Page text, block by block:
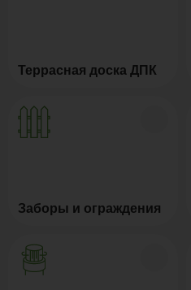
Террасная доска ДПК
Заборы и ограждения